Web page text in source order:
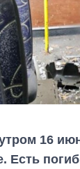
16
Есть